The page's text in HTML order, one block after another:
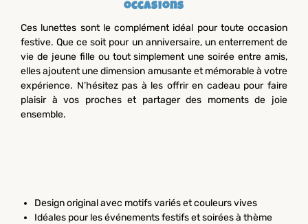
occasions
Ces lunettes sont le complément idéal pour toute occasion
festive. Que ce soit pour un anniversaire, un enterrement de
vie de jeune fille ou tout simplement une soirée entre amis,
elles ajoutent une dimension amusante et mémorable à votre
expérience. N’hésitez pas à les offrir en cadeau pour faire
plaisir à vos proches et partager des moments de joie
ensemble.
Design original avec motifs variés et couleurs vives
Idéales pour les événements festifs et soirées à thème